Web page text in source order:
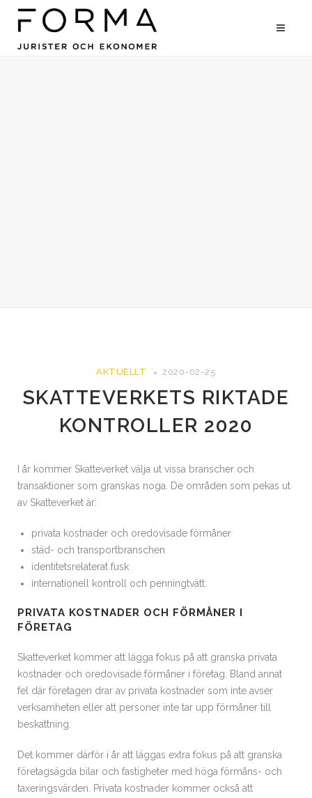
AKTUELLT 2020-02-25
SKATTEVERKETS RIKTADE
KONTROLLER 2020
I år kommer Skatteverket välja ut vissa branscher och
transaktioner som granskas noga. De områden som pekas ut
av Skatteverket är:
privata kostnader och oredovisade förmåner
städ- och transportbranschen
identitetsrelaterat fusk
internationell kontroll och penningtvätt.
PRIVATA KOSTNADER OCH FÖRMÅNER I
FÖRETAG
Skatteverket kommer att lägga fokus på att granska privata
kostnader och oredovisade förmåner i företag. Bland annat
fel där företagen drar av privata kostnader som inte avser
verksamheten eller att personer inte tar upp förmåner till
beskattning.
Det kommer därför i år att läggas extra fokus på att granska
företagsägda bilar och fastigheter med höga förmåns- och
taxeringsvärden. Privata kostnader kommer också att